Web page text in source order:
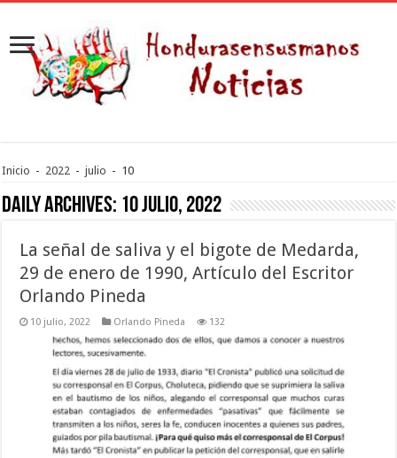
Inicio - 2022 - julio - 10
Daily Archives: 10 julio, 2022
La señal de saliva y el bigote de Medarda,
29 de enero de 1990, Artículo del Escritor
Orlando Pineda
10 julio, 2022 Orlando Pineda 132